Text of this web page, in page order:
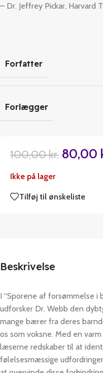
– Dr. Jeffrey Pickar, Harvard
Forfatter
Forlægger
100,00kr. 80,00
Ikke på lager
Tilføj til ønskeliste
Beskrivelse
I “Sporene af forsømmelse i
udforsker Dr. Webb den
mange bærer fra deres
os som voksne. Med en
læserne redskaber til at
følelsesmæssige